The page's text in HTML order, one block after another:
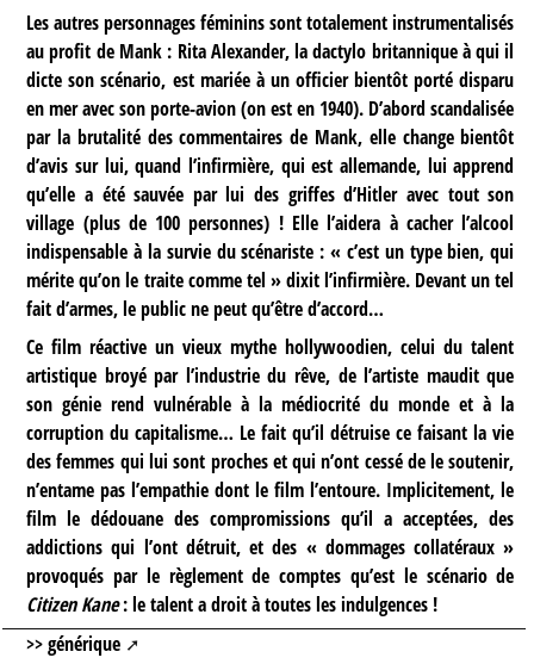
Les autres personnages féminins sont totalement instrumentalisés
au profit de Mank : Rita Alexander, la dactylo britannique à qui il
dicte son scénario, est mariée à un officier bientôt porté disparu
en mer avec son porte-avion (on est en 1940). D’abord scandalisée
par la brutalité des commentaires de Mank, elle change bientôt
d’avis sur lui, quand l’infirmière, qui est allemande, lui apprend
qu’elle a été sauvée par lui des griffes d’Hitler avec tout son
village (plus de 100 personnes) ! Elle l’aidera à cacher l’alcool
indispensable à la survie du scénariste : « c’est un type bien, qui
mérite qu’on le traite comme tel » dixit l’infirmière. Devant un tel
fait d’armes, le public ne peut qu’être d’accord…
Ce film réactive un vieux mythe hollywoodien, celui du talent
artistique broyé par l’industrie du rêve, de l’artiste maudit que
son génie rend vulnérable à la médiocrité du monde et à la
corruption du capitalisme… Le fait qu’il détruise ce faisant la vie
des femmes qui lui sont proches et qui n’ont cessé de le soutenir,
n’entame pas l’empathie dont le film l’entoure. Implicitement, le
film le dédouane des compromissions qu’il a acceptées, des
addictions qui l’ont détruit, et des « dommages collatéraux »
provoqués par le règlement de comptes qu’est le scénario de
Citizen Kane: le talent a droit à toutes les indulgences !
>>générique